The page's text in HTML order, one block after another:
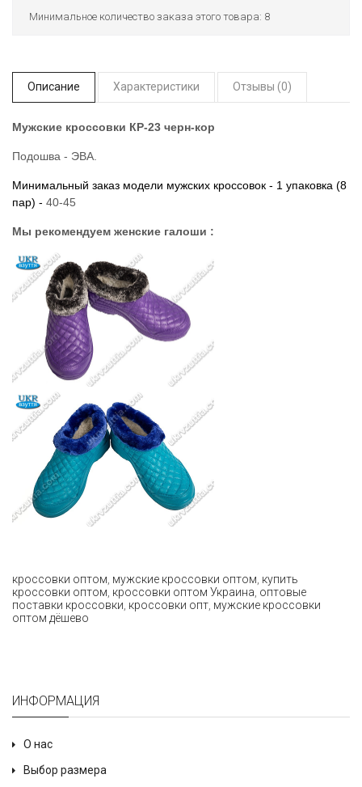
Минимальное количество заказа этого товара: 8
Описание Характеристики Отзывы (0)
Мужские кроссовки КР-23 черн-кор
Подошва - ЭВА.
Минимальный заказ модели мужских кроссовок - 1 упаковка (8
пар) - 40-45
Мы рекомендуем женские галоши :
кроссовки оптом мужские кроссовки оптом купить
кроссовки оптом кроссовки оптом Украина оптовые
поставки кроссовки кроссовки опт мужские кроссовки
оптом дёшево
ИНФОРМАЦИЯ
О нас
Выбор размера